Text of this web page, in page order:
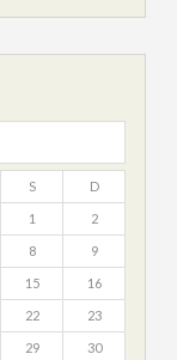
S D
1 2
8 9
15 16
22 23
29 30